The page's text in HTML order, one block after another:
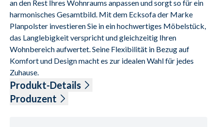
an den Rest Ihres Wohnraums anpassen und sorgt so für ein
harmonisches Gesamtbild. Mit dem Ecksofa der Marke
Planpolster investieren Sie in ein hochwertiges Möbelstück,
das Langlebigkeit verspricht und gleichzeitig Ihren
Wohnbereich aufwertet. Seine Flexibilität in Bezug auf
Komfort und Design macht es zur idealen Wahl für jedes
Zuhause.
Produkt-Details
Flockstoff Enoa Dream , Nutzschicht 100 % Polyamid,
Produzent